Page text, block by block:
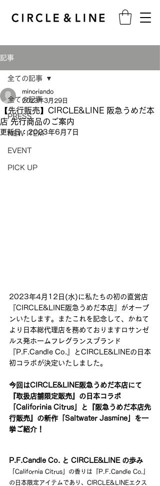
記事
全ての記事
PRESS
NEW ITEM
EVENT
PICK UP
全ての記事
【先行販売】CIRCLE&LINE 阪急うめだ本
店 先行商品のご案内
minoriando
2023年3月29日
更新日：2023年6月7日
2023年4月12日(水)に私たちの初の直営店
『CIRCLE&LINE阪急うめだ本店』がオープ
ンいたします。またこれを記念して、かねて
より日本総代理店を務めておりますロサンゼ
ルス発ホームフレグランスブランド
『P.F.Candle Co.』とCIRCLE&LINEの日本
初コラボが決定いたしました。
今回はCIRCLE&LINE阪急うめだ本店にて
『取扱店舗限定販売』の日本コラボ
「Califorinia Citrus」と『阪急うめだ本店先
行販売』の新作「Saltwater Jasmine」を一
挙ご紹介！
P.F.Candle Co. と CIRCLE&LINE の歩み
「California Citrus」の香りは『P.F.Candle Co.』
の日本限定アイテムであり、CIRCLE&LINEエクス